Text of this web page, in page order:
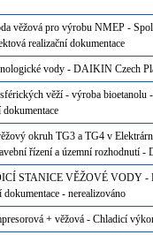
věžová pro výrobu NMEP -
realizační dokumentace
vody - DAIKIN Czech
věží - výroba
okruh TG3 a TG4 v
řízení a územní rozhodnutí -
STANICE VĚŽOVÉ VODY -
- nerealizováno
+ věžová - Chladicí